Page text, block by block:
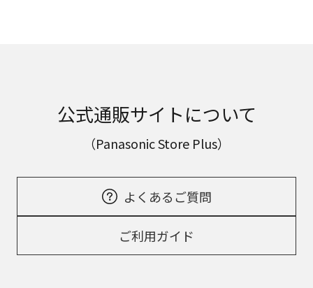
公式通販サイトについて
（Panasonic Store Plus）
よくあるご質問
ご利用ガイド